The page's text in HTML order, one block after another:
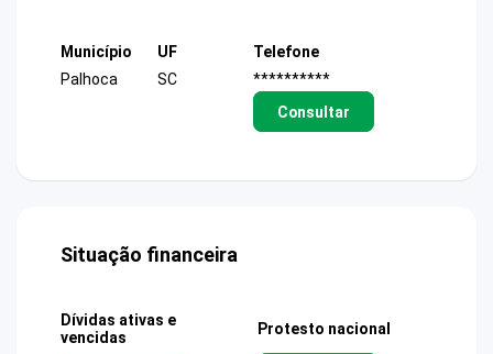
Município
Palhoca
UF
SC
Telefone
**********
Consultar
Situação financeira
Dívidas ativas e
vencidas
Protesto nacional